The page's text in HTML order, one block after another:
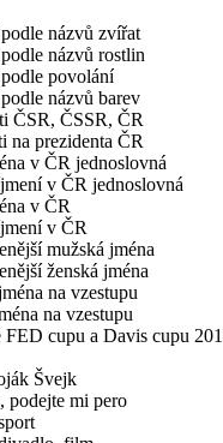
názvů zvířat
názvů rostlin
povolání
názvů barev
ČSR, ČSSR, ČR
na prezidenta ČR
v ČR jednoslovná
v ČR jednoslovná
v ČR
v ČR
mužská jména
ženská jména
na vzestupu
na vzestupu
FED cupu a Davis cupu
Švejk
podejte mi pero